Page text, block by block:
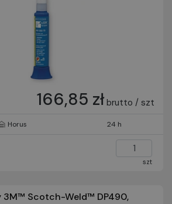
166,85 zł brutto / szt
Horus 24 h
szt
3M™ Scotch-Weld™ DP490,